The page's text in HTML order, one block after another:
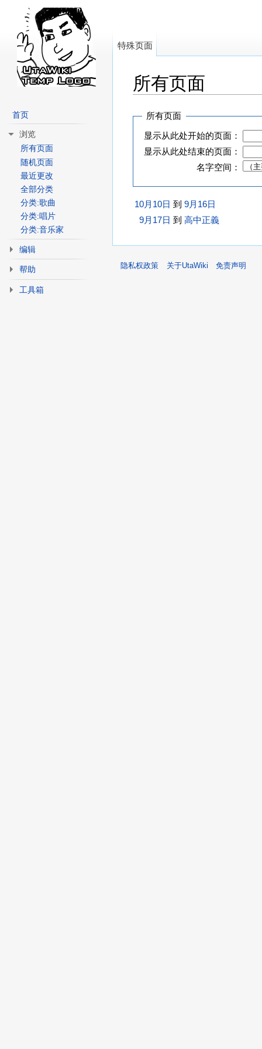
所有页面
所有页面
显示从此处开始的页面：
显示从此处结束的页面：
名字空间：
10月10日 到 9月16日
9月17日 到 高中正義
特殊页面
首页
浏览
所有页面
随机页面
最近更改
全部分类
分类:歌曲
分类:唱片
分类:音乐家
编辑
帮助
工具箱
隐私权政策 关于UtaWiki 免责声明